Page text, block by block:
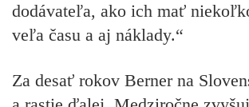
dodávateľa, ako ich mať
veľa času a aj náklady.“
Za desať rokov Berner na